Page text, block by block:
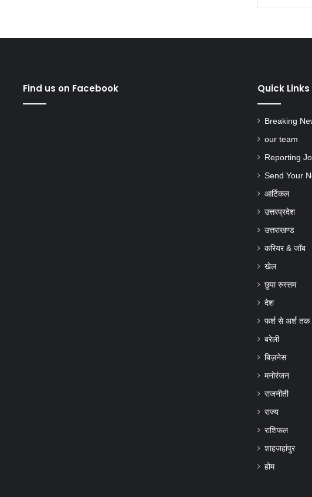
Breaking
our team
Reporting
Send Your
आर्टिकल
उत्तरप्रदेश
उत्तराखण्ड
करियर & जॉब
खेल
छुपा रुस्तम
देश
फर्श से अर्श तक
बरेली
बिज़नेस
मनोरंजन
राजनीती
राज्य
राशिफल
शाहजहांपुर
होम